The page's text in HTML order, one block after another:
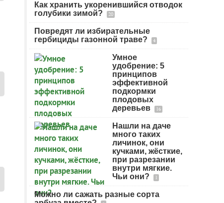
Как хранить укоренившийся отводок
голубики зимой?
20
Повредят ли избирательные
гербициды газонной траве?
4
Умное
удобрение: 5
принципов
эффективной
подкормки
плодовых
деревьев
16
Нашли на даче
много таких
личинок, они
кучками, жёсткие,
при разрезании
внутри мягкие.
Чьи они?
1
Можно ли сажать разные сорта